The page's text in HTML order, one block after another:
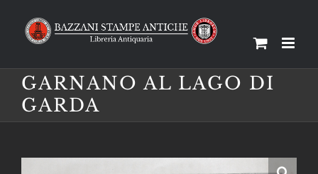
GARNANO AL LAGO DI
GARDA